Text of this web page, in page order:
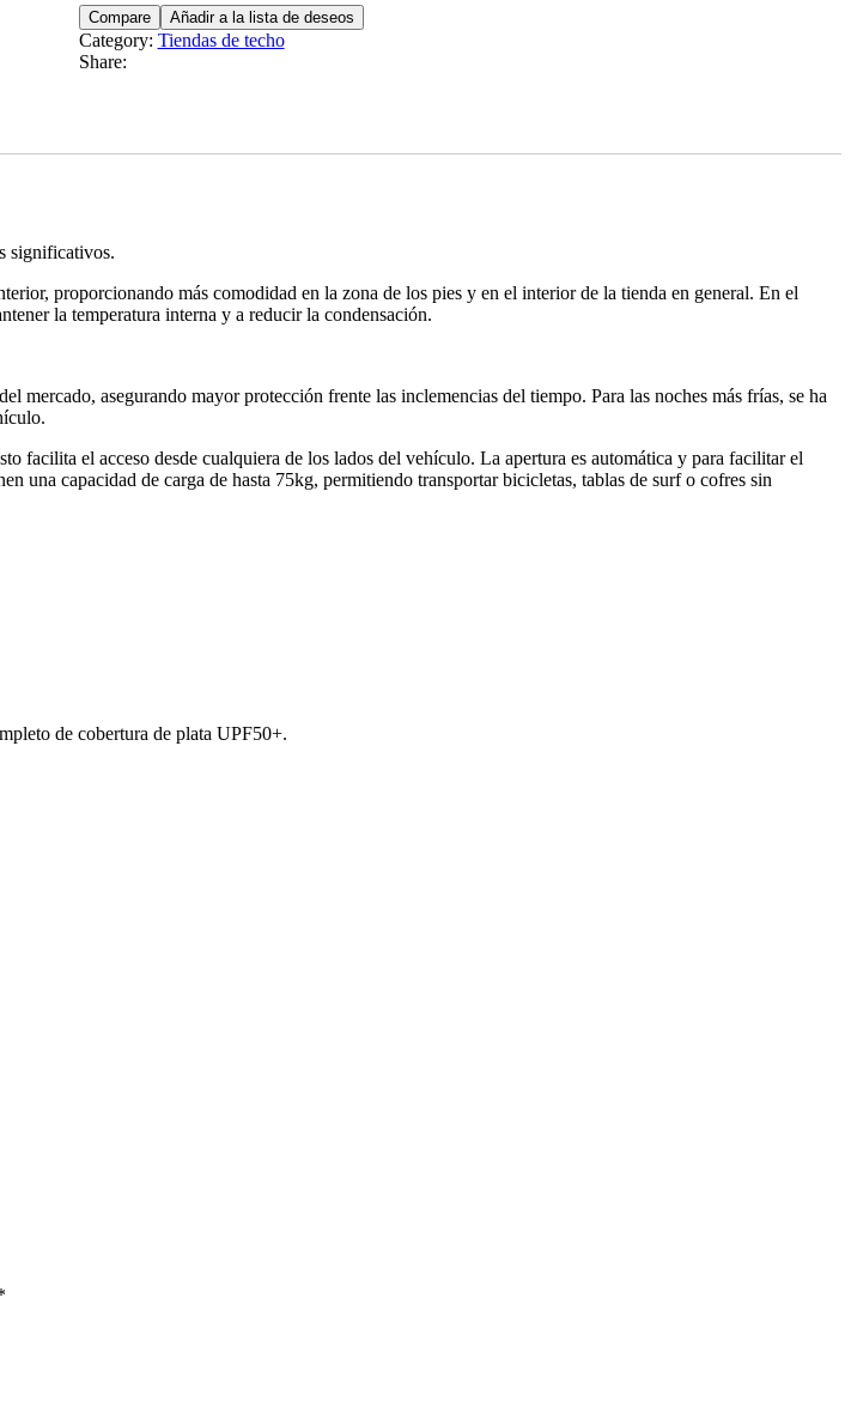
120
V2
cantidad
Compare Añadir a la lista de deseos
Category: Tiendas de techo
Share:
significativos.
proporcionando más comodidad en la zona de los pies y en el interior de la tienda en general. En el
la temperatura interna y a reducir la condensación.
asegurando mayor protección frente las inclemencias del tiempo. Para las noches más frías, se ha
facilita el acceso desde cualquiera de los lados del vehículo. La apertura es automática y para facilitar el
una capacidad de carga de hasta 75kg, permitiendo transportar bicicletas, tablas de surf o cofres sin
de cobertura de plata UPF50+.